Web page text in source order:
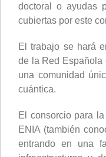
doctoral o ayudas
cubiertas por este
El trabajo se hará
de la Red Española
una comunidad
cuántica.
El consorcio para
ENIA (también
entrando en una